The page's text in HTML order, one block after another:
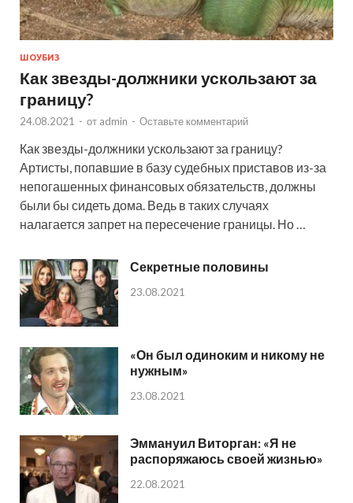
ШОУБИЗ
Как звезды-должники ускользают за
границу?
24.08.2021 - от admin - Оставьте комментарий
Как звезды-должники ускользают за границу?
Артисты, попавшие в базу судебных приставов из-за
непогашенных финансовых обязательств, должны
были бы сидеть дома. Ведь в таких случаях
налагается запрет на пересечение границы. Но …
Секретные половины
23.08.2021
«Он был одиноким и никому не
нужным»
23.08.2021
Эммануил Виторган: «Я не
распоряжаюсь своей жизнью»
22.08.2021